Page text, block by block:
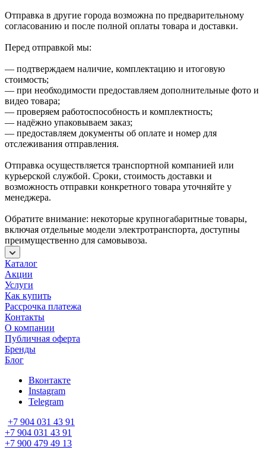
Отправка в другие города возможна по предварительному
согласованию и после полной оплаты товара и доставки.
Перед отправкой мы:
— подтверждаем наличие, комплектацию и итоговую
стоимость;
— при необходимости предоставляем дополнительные фото и
видео товара;
— проверяем работоспособность и комплектность;
— надёжно упаковываем заказ;
— предоставляем документы об оплате и номер для
отслеживания отправления.
Отправка осуществляется транспортной компанией или
курьерской службой. Сроки, стоимость доставки и
возможность отправки конкретного товара уточняйте у
менеджера.
Обратите внимание: некоторые крупногабаритные товары,
включая отдельные модели электротранспорта, доступны
преимущественно для самовывоза.
Каталог
Акции
Услуги
Как купить
Рассрочка платежа
Контакты
О компании
Публичная оферта
Бренды
Блог
Вконтакте
Instagram
Telegram
+7 904 031 43 91
+7 904 031 43 91
+7 900 479 49 13